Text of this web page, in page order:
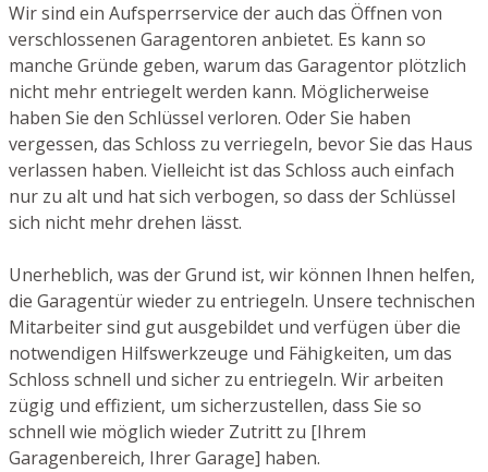
Wir sind ein Aufsperrservice der auch das Öffnen von
verschlossenen Garagentoren anbietet. Es kann so
manche Gründe geben, warum das Garagentor plötzlich
nicht mehr entriegelt werden kann. Möglicherweise
haben Sie den Schlüssel verloren. Oder Sie haben
vergessen, das Schloss zu verriegeln, bevor Sie das Haus
verlassen haben. Vielleicht ist das Schloss auch einfach
nur zu alt und hat sich verbogen, so dass der Schlüssel
sich nicht mehr drehen lässt.
Unerheblich, was der Grund ist, wir können Ihnen helfen,
die Garagentür wieder zu entriegeln. Unsere technischen
Mitarbeiter sind gut ausgebildet und verfügen über die
notwendigen Hilfswerkzeuge und Fähigkeiten, um das
Schloss schnell und sicher zu entriegeln. Wir arbeiten
zügig und effizient, um sicherzustellen, dass Sie so
schnell wie möglich wieder Zutritt zu [Ihrem
Garagenbereich, Ihrer Garage] haben.